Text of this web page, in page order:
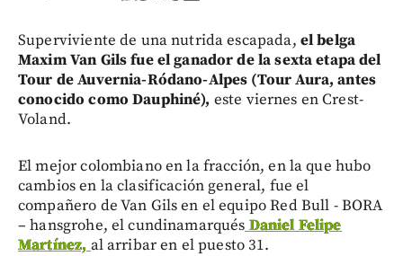
Superviviente de una nutrida escapada, el belga
Maxim Van Gils fue el ganador de la sexta etapa del
Tour de Auvernia-Ródano-Alpes (Tour Aura, antes
conocido como Dauphiné), este viernes en Crest-
Voland.
El mejor colombiano en la fracción, en la que hubo
cambios en la clasificación general, fue el
compañero de Van Gils en el equipo Red Bull - BORA
– hansgrohe, el cundinamarqués Daniel Felipe
Martínez, al arribar en el puesto 31.